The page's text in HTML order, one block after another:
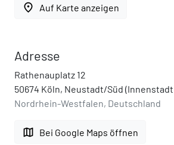
place Auf Karte anzeigen
Adresse
Rathenauplatz 12
50674 Köln, Neustadt/Süd
Nordrhein-Westfalen, Deutschland
map Bei Google Maps öffnen